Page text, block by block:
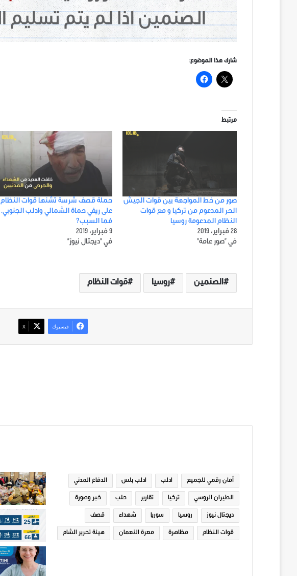
شارك هذا الموضوع:
مرتبط
صور من خط المواجهة بين قوات الجيش
الحر المدعوم من تركيا و مع قوات
النظام المدعومة روسيا
28 فبراير، 2019
في "صور عامة"
حملة قصف شرسة تشنها قوات النظام
على ريفي حماة الشمالي وادلب الجنوبي.
فما السبب؟
9 فبراير، 2019
في "ديجتال نيوز"
الصنمين روسيا قوات النظام
فيسبوك ‫X
أمان رقمي للجميع ادلب ادلب بلس الدفاع المدني
الطيران الروسي تركيا تقارير حلب خبر وصورة
ديجتال نيوز روسيا سوريا شهداء قصف
قوات النظام مظاهرة معرة النعمان هيئة تحرير الشام